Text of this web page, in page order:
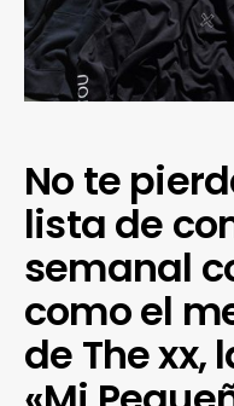
No te
lista de
semanal
como el
de The xx,